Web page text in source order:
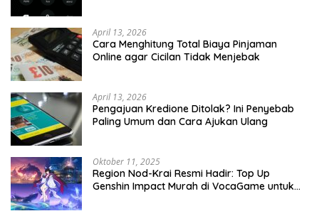
April 13, 2026
Cara Menghitung Total Biaya Pinjaman
Online agar Cicilan Tidak Menjebak
April 13, 2026
Pengajuan Kredione Ditolak? Ini Penyebab
Paling Umum dan Cara Ajukan Ulang
Oktober 11, 2025
Region Nod-Krai Resmi Hadir: Top Up
Genshin Impact Murah di VocaGame untuk